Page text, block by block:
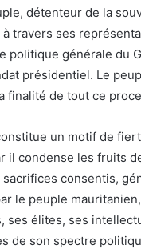
détenteur de la
travers ses
politique générale du
présidentiel. Le
finalité de tout ce
un motif de
il condense les fruits
consentis,
le peuple
ses élites, ses
de son spectre